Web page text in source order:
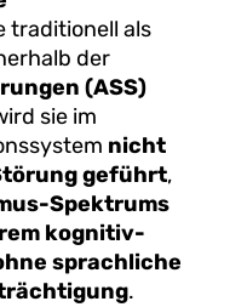
traditionell als
der
(ASS)
sie im
nicht
geführt,
Spektrums
kognitiv-
sprachliche
.